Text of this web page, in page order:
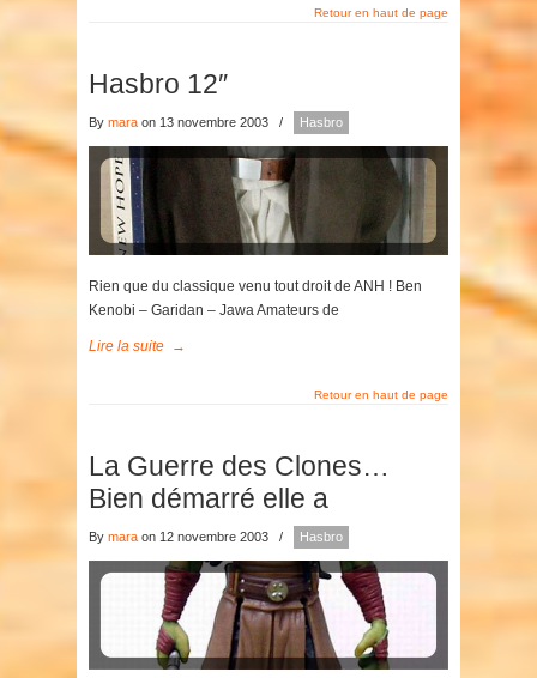
Retour en haut de page
Hasbro 12″
By mara on 13 novembre 2003 / Hasbro
Rien que du classique venu tout droit de ANH ! Ben
Kenobi – Garidan – Jawa Amateurs de
Lire la suite →
Retour en haut de page
La Guerre des Clones…
Bien démarré elle a
By mara on 12 novembre 2003 / Hasbro